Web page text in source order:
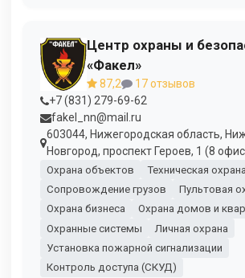
Центр охраны и
«Факел»
87,2
17 отзывов
+7 (831) 279-69-62
fakel_nn@mail.ru
603044, Нижегородская область,
Новгород, проспект Героев, 1 (8
Охрана объектов
Техническая
Сопровождение грузов
Пультовая
Охрана бизнеса
Охрана домов и
Охранные системы
Личная охрана
Установка пожарной сигнализации
Контроль доступа (СКУД)